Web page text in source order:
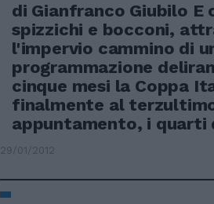
di Gianfranco Giubilo E
spizzichi e bocconi,
l'impervio cammino di
programmazione
cinque mesi la Coppa
finalmente al
appuntamento, i quarti
29/01/2012